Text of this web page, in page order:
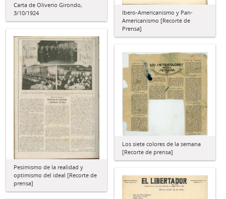
Carta de Oliverio Girondo,
3/10/1924
Ibero-Americanismo y Pan-
Americanismo [Recorte de
Prensa]
Pesimismo de la realidad y
optimismo del ideal [Recorte de
prensa]
Los siete colores de la semana
[Recorte de prensa]